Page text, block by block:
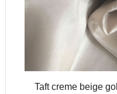
Taft creme beige